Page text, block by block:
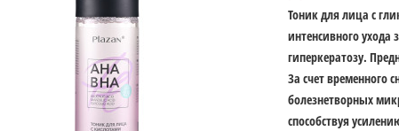
Тоник для лица с
интенсивного
гиперкератозу.
За счет временного
болезнетворных
способствуя